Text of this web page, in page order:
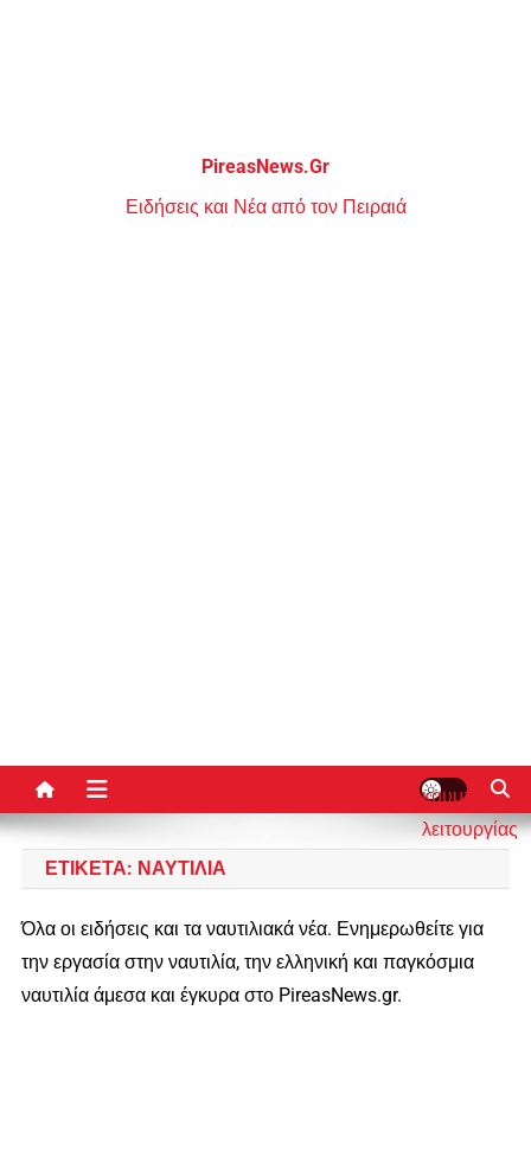
PireasNews.Gr
Ειδήσεις και Νέα από τον Πειραιά
κουμπί
λειτουργίας
ΕΤΙΚΈΤΑ: ΝΑΥΤΙΛΊΑ
Όλα οι ειδήσεις και τα ναυτιλιακά νέα. Ενημερωθείτε για
την εργασία στην ναυτιλία, την ελληνική και παγκόσμια
ναυτιλία άμεσα και έγκυρα στο PireasNews.gr.